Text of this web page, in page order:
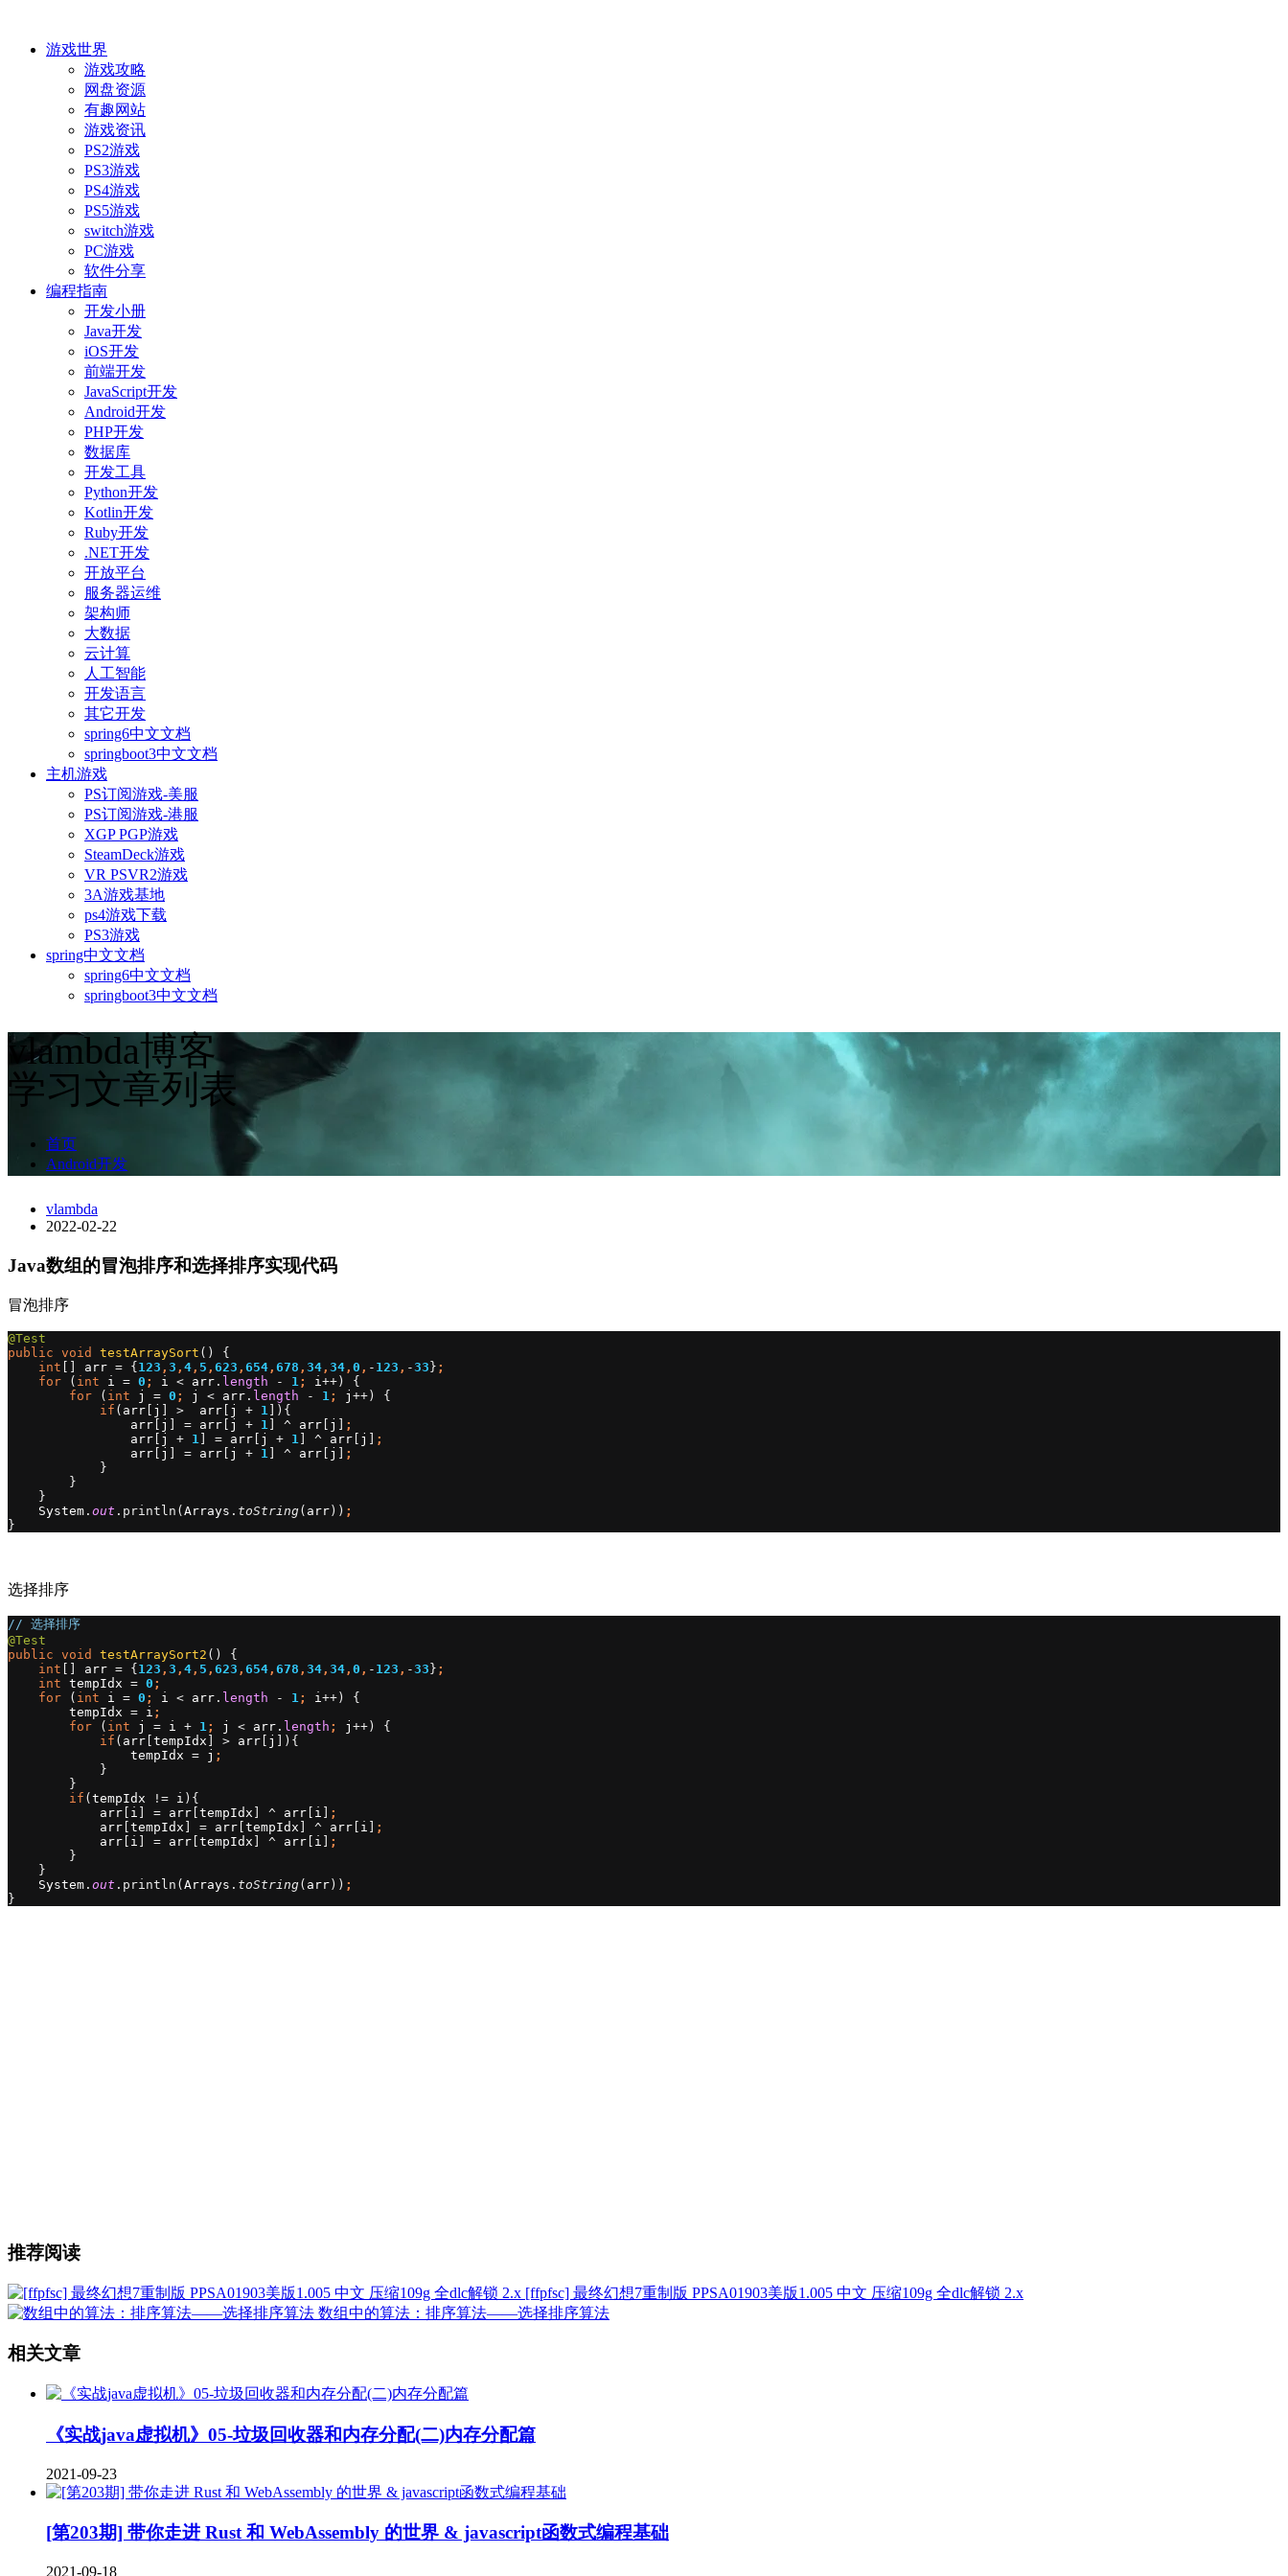
游戏世界
游戏攻略
网盘资源
有趣网站
游戏资讯
PS2游戏
PS3游戏
PS4游戏
PS5游戏
switch游戏
PC游戏
软件分享
编程指南
开发小册
Java开发
iOS开发
前端开发
JavaScript开发
Android开发
PHP开发
数据库
开发工具
Python开发
Kotlin开发
Ruby开发
.NET开发
开放平台
服务器运维
架构师
大数据
云计算
人工智能
开发语言
其它开发
spring6中文文档
springboot3中文文档
主机游戏
PS订阅游戏-美服
PS订阅游戏-港服
XGP PGP游戏
SteamDeck游戏
VR PSVR2游戏
3A游戏基地
ps4游戏下载
PS3游戏
spring中文文档
spring6中文文档
springboot3中文文档
vlambda博客
学习文章列表
首页
Android开发
vlambda
2022-02-22
Java数组的冒泡排序和选择排序实现代码
冒泡排序
@Test
public void testArraySort () {
int
arr = { 123 , 3 , 4 , 5 , 623 , 654 , 678 , 34 , 34 , 0 , - 123 , -33 } ;
for
( int i = 0 ; i < arr . length - 1; i++) {
for
( int j = 0 ; j < arr . length - 1; j ++) {
if ( arr j ] > arr j + 1 ]){
arr j ] = arr j + 1 ] ^ arr j
;
arr j + 1 ] = arr j + 1 ] ^ arr j
;
arr j ] = arr j + 1 ] ^ arr j
;
}
        }
    }
System . out .println( Arrays . toString( arr )) ;
}
选择排序
// 选择排序
@Test
public void testArraySort2 () {
int
arr = { 123 , 3 , 4 , 5 , 623 , 654 , 678 , 34 , 34 , 0 , - 123 , -33 } ;
int tempIdx = 0 ;
for
( int i = 0 ; i < arr . length - 1; i++) {
tempIdx = i ;
for
( int j = i + 1; j < arr . length ; j ++) {
if ( arr tempIdx ] > arr j
]){
tempIdx = j ;
}
        }
if ( tempIdx != i ){
arr i ] = arr tempIdx ] ^ arr i
;
arr tempIdx ] = arr tempIdx ] ^ arr i
;
arr i ] = arr tempIdx ] ^ arr i
;
}
    }
System . out .println( Arrays . toString( arr )) ;
}
推荐阅读
[ffpfsc] 最终幻想7重制版 PPSA01903美版1.005 中文 压缩109g 全dlc解锁 2.x
数组中的算法：排序算法——选择排序算法
相关文章
《实战java虚拟机》05-垃圾回收器和内存分配(二)内存分配篇
2021-09-23
[第203期] 带你走进 Rust 和 WebAssembly 的世界 & javascript函数式编程基础
2021-09-18